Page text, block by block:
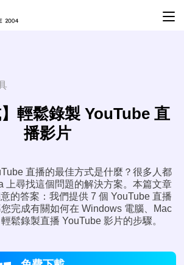
】輕鬆錄製 YouTube 直
播影片
直播的最佳方式是什麼？很多人都
上尋找這個問題的解決方案。本篇文章
的答案：我們提供 7 個 YouTube 直播
完成有關如何在 Windows 電腦、Mac
鬆錄製直播 YouTube 影片的步驟。